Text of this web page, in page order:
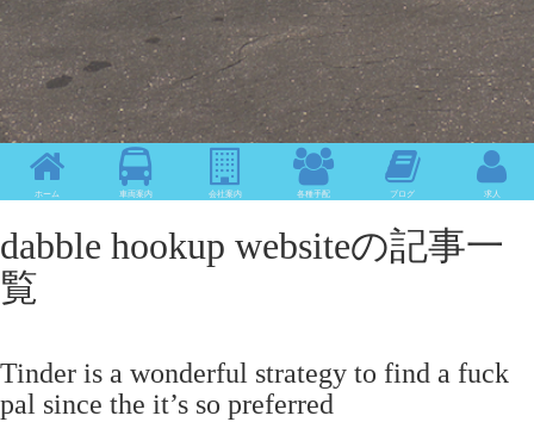
ホーム 車両案内 会社案内 各種手配 ブログ 求人
dabble hookup websiteの記事一
覧
Tinder is a wonderful strategy to find a fuck
pal since the it’s so preferred